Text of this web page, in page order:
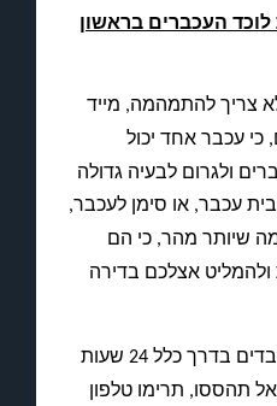
לוכד העכברים בראשון
צריך להתמהמה, מייד
, כי עכבר אחד יכול
ולגרום לבעיה גדולה
עכבר, או סימן לעכבר,
שיותר מהר, כי הם
ולהמליט אצלכם בדירה
בדרך כלל 24 שעות
תהססו, תרימו טלפון